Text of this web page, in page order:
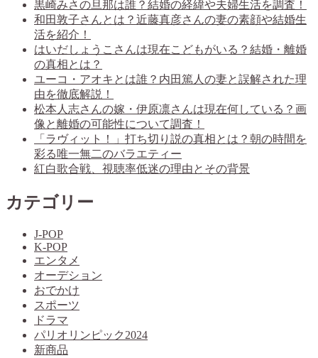
黒崎みさの旦那は誰？結婚の経緯や夫婦生活を調査！
和田敦子さんとは？近藤真彦さんの妻の素顔や結婚生
活を紹介！
はいだしょうこさんは現在こどもがいる？結婚・離婚
の真相とは？
ユーコ・アオキとは誰？内田篤人の妻と誤解された理
由を徹底解説！
松本人志さんの嫁・伊原凛さんは現在何している？画
像と離婚の可能性について調査！
「ラヴィット！」打ち切り説の真相とは？朝の時間を
彩る唯一無二のバラエティー
紅白歌合戦、視聴率低迷の理由とその背景
カテゴリー
J-POP
K-POP
エンタメ
オーデション
おでかけ
スポーツ
ドラマ
パリオリンピック2024
新商品